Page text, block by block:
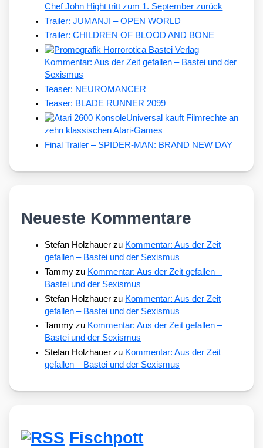
Chef John Hight tritt zum 1. September zurück
Trailer: JUMANJI – OPEN WORLD
Trailer: CHILDREN OF BLOOD AND BONE
Kommentar: Aus der Zeit gefallen – Bastei und der
Sexismus
Teaser: NEUROMANCER
Teaser: BLADE RUNNER 2099
Universal kauft Filmrechte an
zehn klassischen Atari-Games
Final Trailer – SPIDER-MAN: BRAND NEW DAY
Neueste Kommentare
Stefan Holzhauer zu Kommentar: Aus der Zeit
gefallen – Bastei und der Sexismus
Tammy zu Kommentar: Aus der Zeit gefallen –
Bastei und der Sexismus
Stefan Holzhauer zu Kommentar: Aus der Zeit
gefallen – Bastei und der Sexismus
Tammy zu Kommentar: Aus der Zeit gefallen –
Bastei und der Sexismus
Stefan Holzhauer zu Kommentar: Aus der Zeit
gefallen – Bastei und der Sexismus
Fischpott